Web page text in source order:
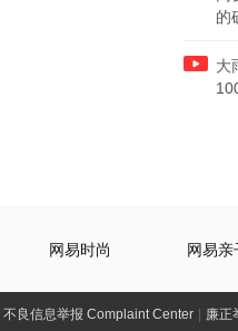
的
大
网易时尚 网易亲
不良信息举报 Complaint Center 廉正